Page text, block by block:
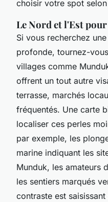
choisir votre spot
Le Nord et l'Est
Si vous recherchez
profonde, tournez-
villages comme
offrent un tout autre
terrasse, marchés
fréquentés. Une carte
localiser ces perles
par exemple, les
marine indiquant les
Munduk, les amateurs
les sentiers marqués
contraste est saisissant